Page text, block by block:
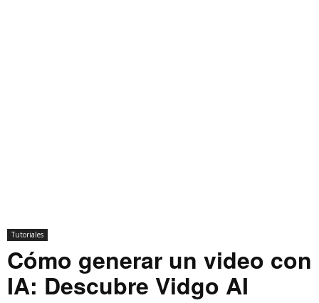
Tutoriales
Cómo generar un video con
IA: Descubre Vidgo AI